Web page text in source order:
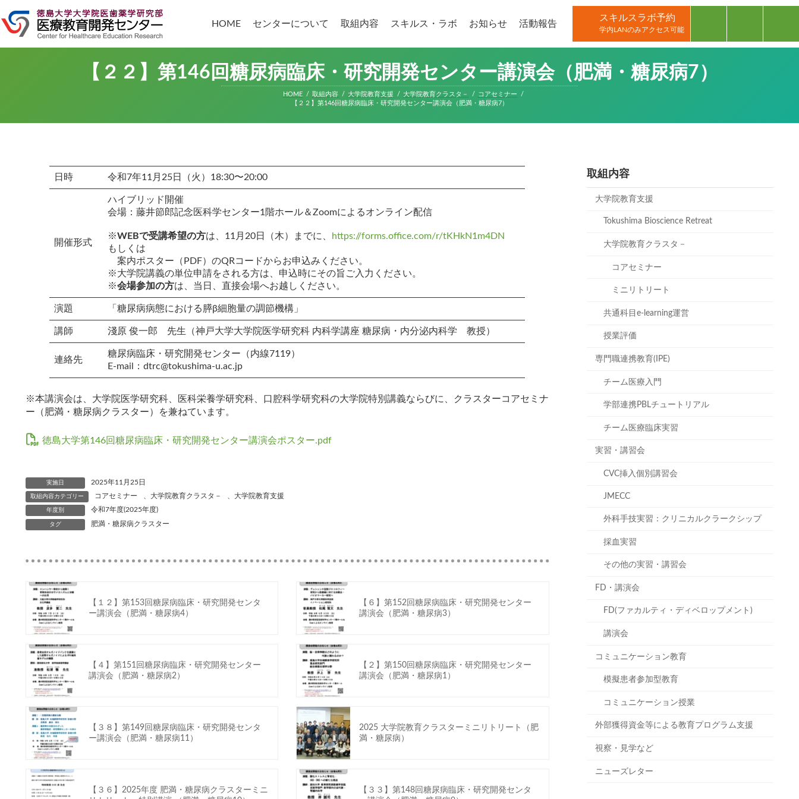
ン
テ
ビ
ゲ
HOME センターについて 取組内容 スキルス・ラボ お知らせ 活動報告
スキルスラボ予約
学内LANのみアクセス可能
【２２】第146回糖尿病臨床・研究開発センター講演会（肥満・糖尿病7）
HOME 取組内容 大学院教育支援 大学院教育クラスタ－
コアセミナー
【２２】第146回糖尿病臨床・研究開発センター講演会（肥満・糖尿病7）
日時 令和7年11月25日（火）18:30〜20:00
開催形式
ハイブリッド開催
会場：藤井節郎記念医科学センター1階ホール＆Zoomによるオンライン配信
※WEBで受講希望の方は、11月20日（木）までに、
https://forms.office.com/r/tKHkN1m4DN
もしくは
案内ポスター（PDF）のQRコードからお申込みください。
※大学院講義の単位申請をされる方は、申込時にその旨ご入力ください。
※会場参加の方は、当日、直接会場へお越しください。
演題 「糖尿病病態における膵β細胞量の調節機構」
講師 淺原 俊一郎 先生（神戸大学大学院医学研究科 内科学講座 糖尿病・内分泌内科学 教授）
連絡先
糖尿病臨床・研究開発センター（内線7119）
E-mail：dtrc@tokushima-u.ac.jp
※本講演会は、大学院医学研究科、医科栄養学研究科、口腔科学研究科の大学院特別講義ならびに、クラスターコアセミナ
ー（肥満・糖尿病クラスター）を兼ねています。
徳島大学第146回糖尿病臨床・研究開発センター講演会ポスター.pdf
実施日 2025年11月25日
取組内容カテゴリー コアセミナー 大学院教育クラスタ－ 大学院教育支援
年度別 令和7年度(2025年度)
タグ 肥満・糖尿病クラスター
【１２】第153回糖尿病臨床・研究開発センタ
ー講演会（肥満・糖尿病4）
【６】第152回糖尿病臨床・研究開発センター
講演会（肥満・糖尿病3）
【４】第151回糖尿病臨床・研究開発センター
講演会（肥満・糖尿病2）
【２】第150回糖尿病臨床・研究開発センター
講演会（肥満・糖尿病1）
【３８】第149回糖尿病臨床・研究開発センタ
ー講演会（肥満・糖尿病11）
2025 大学院教育クラスターミニリトリート（肥
満・糖尿病）
【３６】2025年度 肥満・糖尿病クラスターミニ
【３３】第148回糖尿病臨床・研究開発センタ
取組内容
大学院教育支援
Tokushima Bioscience Retreat
大学院教育クラスタ－
コアセミナー
ミニリトリート
共通科目e-learning運営
授業評価
専門職連携教育(IPE)
チーム医療入門
学部連携PBLチュートリアル
チーム医療臨床実習
実習・講習会
CVC挿入個別講習会
JMECC
外科手技実習：クリニカルクラークシップ
採血実習
その他の実習・講習会
FD・講演会
FD(ファカルティ・ディベロップメント)
講演会
コミュニケーション教育
模擬患者参加型教育
コミュニケーション授業
外部獲得資金等による教育プログラム支援
視察・見学など
ニューズレター